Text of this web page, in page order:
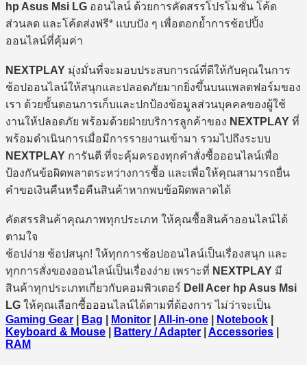
hp Asus Msi LG ออนไลน์ ด้วยการคัดสรรโปรโมชั่น โค้ด
ส่วนลด และโค้ดส่งฟรี* แบบปัง ๆ เพื่อตอกย้ำการช้อปปิ้ง
ออนไลน์ที่คุ้มค่า
NEXTPLAY มุ่งมั่นที่จะมอบประสบการณ์ที่ดีให้กับคุณในการ
ช้อปออนไลน์ให้สนุกและปลอดภัยมากยิ่งขึ้นบนแพลตฟอร์มของ
เรา ด้วยขั้นตอนการเก็บและปกป้องข้อมูลส่วนบุคคลของผู้ใช้
งานให้ปลอดภัย พร้อมด้วยฝ่ายบริการลูกค้าของ NEXTPLAY ที่
พร้อมดำเนินการเมื่อมีการรายงานเข้ามา รวมไปถึงระบบ
NEXTPLAY การันตี ที่จะคุ้มครองทุกคำสั่งซื้อออนไลน์เพื่อ
ป้องกันข้อผิดพลาดระหว่างการซื้อ และเพื่อให้คุณสามารถยื่น
คำขอเงินคืนหรือคืนสินค้าหากพบข้อผิดพลาดได้
คัดสรรสินค้าคุณภาพทุกประเภท ให้คุณซื้อสินค้าออนไลน์ได้
ตามใจ
ช้อปง่าย ช้อปสนุก! ให้ทุกการช้อปออนไลน์เป็นเรื่องสนุก และ
ทุกการสั่งของออนไลน์เป็นเรื่องง่าย เพราะที่ NEXTPLAY มี
สินค้าทุกประเภทเกี่ยวกับคอมพิวเตอร์ Dell Acer hp Asus Msi
LG ให้คุณเลือกซื้อออนไลน์ได้ตามที่ต้องการ ไม่ว่าจะเป็น
Gaming Gear
Bag Monitor All-in-one Notebook
Keyboard & Mouse
Battery / Adapter Accessories
RAM